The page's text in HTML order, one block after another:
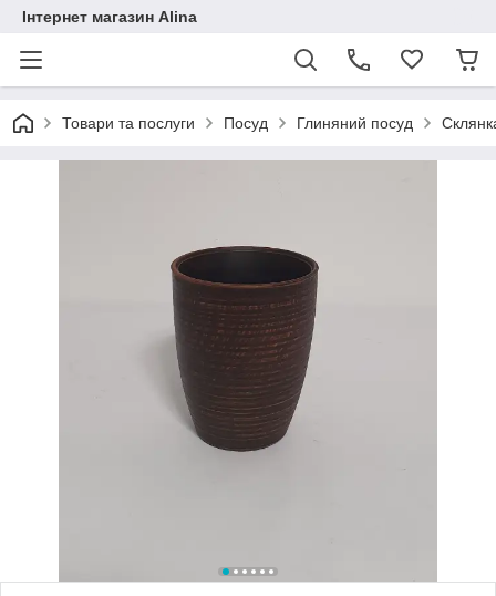
Інтернет магазин Alina
Товари та послуги Посуд Глиняний посуд